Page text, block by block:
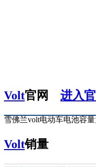
Volt官网 进入
雪佛兰volt电动车电池容
Volt销量